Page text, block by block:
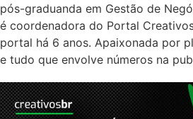
pós-graduanda em Gestão de
é coordenadora do Portal
portal há 6 anos. Apaixonada por
e tudo que envolve números na